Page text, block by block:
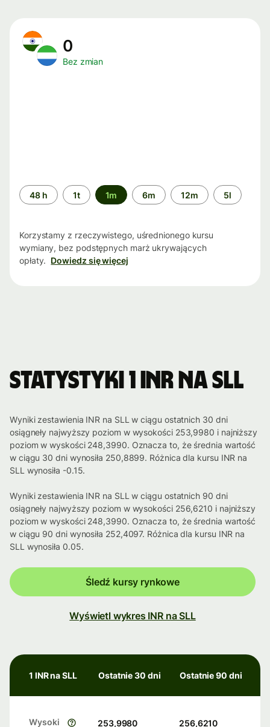
0
Bez zmian
Przedział
czasu
48 h 1t 1m 6m 12m 5l
Korzystamy z rzeczywistego, uśrednionego kursu
wymiany, bez podstępnych marż ukrywających
opłaty. Dowiedz się więcej
Statystyki 1 INR na SLL
Wyniki zestawienia INR na SLL w ciągu ostatnich 30 dni
osiągneły najwyższy poziom w wysokości 253,9980 i najniższy
poziom w wyskości 248,3990. Oznacza to, że średnia wartość
w ciągu 30 dni wynosiła 250,8899. Różnica dla kursu INR na
SLL wynosiła -0.15.
Wyniki zestawienia INR na SLL w ciągu ostatnich 90 dni
osiągneły najwyższy poziom w wysokości 256,6210 i najniższy
poziom w wyskości 248,3990. Oznacza to, że średnia wartość
w ciągu 90 dni wynosiła 252,4097. Różnica dla kursu INR na
SLL wynosiła 0.05.
Śledź kursy rynkowe
Wyświetl wykres INR na SLL
1 INR na SLL Ostatnie 30 dni Ostatnie 90 dni
Wysoki 253,9980 256,6210